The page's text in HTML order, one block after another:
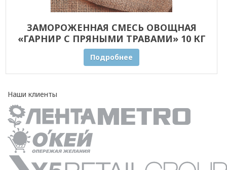
ЗАМОРОЖЕННАЯ СМЕСЬ ОВОЩНАЯ
«ГАРНИР С ПРЯНЫМИ ТРАВАМИ» 10 КГ
ОПТОМ
Подробнее
Наши клиенты